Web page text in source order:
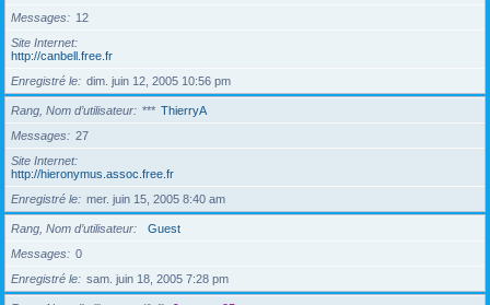
Messages
12
Site Internet
http://canbell.free.fr
Enregistré le
dim. juin 12, 2005 10:56 pm
Rang, Nom d’utilisateur *** ThierryA
Messages
27
Site Internet
http://hieronymus.assoc.free.fr
Enregistré le
mer. juin 15, 2005 8:40 am
Rang, Nom d’utilisateur
Guest
Messages
0
Enregistré le
sam. juin 18, 2005 7:28 pm